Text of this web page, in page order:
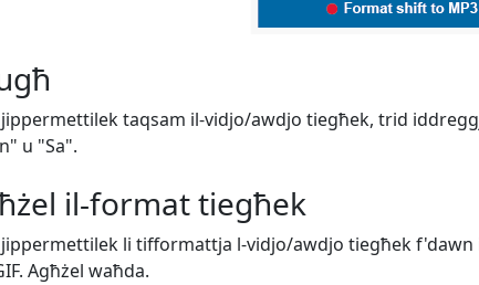
taqsam il-vidjo/awdjo tiegħek, trid
u "Sa".
il-format tiegħek
li tifformattja l-vidjo/awdjo tiegħek f'dawn
Agħżel waħda.